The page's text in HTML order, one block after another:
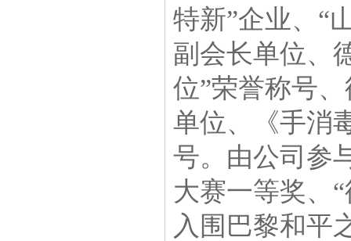
特新”企业、“
副会长单位、
位”荣誉称号
单位、《手消
号。由公司参
大赛一等奖、
入围巴黎和平